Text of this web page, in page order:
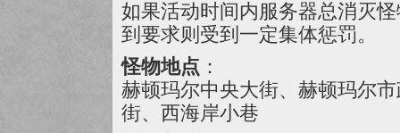
如果活动时间内服务器总消灭
到要求则受到一定集体惩罚。
怪物地点 ：
赫顿玛尔中央大街、赫顿玛尔
街、西海岸小巷